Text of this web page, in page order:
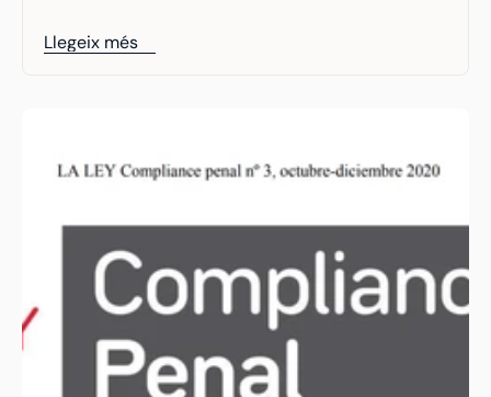
Llegeix més